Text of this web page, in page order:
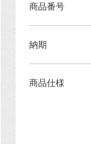
商品番号
納期
商品仕様